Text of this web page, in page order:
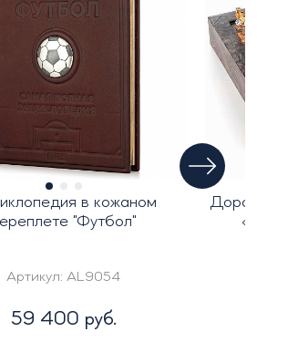
в кожаном
"Футбол"
Артикул:AL9054
59 400 руб.